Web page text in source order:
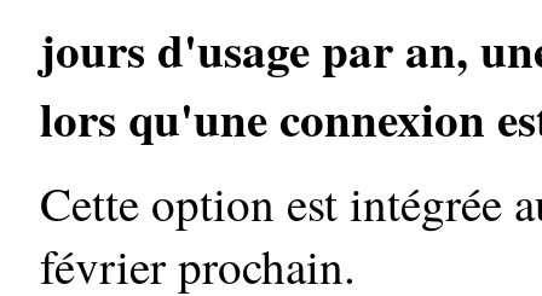
jours d'usage par an,
lors qu'une connexion
Cette option est intégrée
février prochain.